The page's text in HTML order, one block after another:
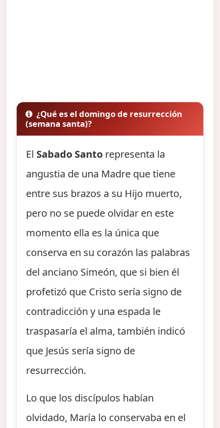
¿Qué es el domingo de resurrección
(semana santa)?
El Sabado Santo representa la
angustia de una Madre que tiene
entre sus brazos a su Hijo muerto,
pero no se puede olvidar en este
momento ella es la única que
conserva en su corazón las palabras
del anciano Simeón, que si bien él
profetizó que Cristo sería signo de
contradicción y una espada le
traspasaría el alma, también indicó
que Jesús sería signo de
resurrección.
Lo que los discípulos habían
olvidado, María lo conservaba en el